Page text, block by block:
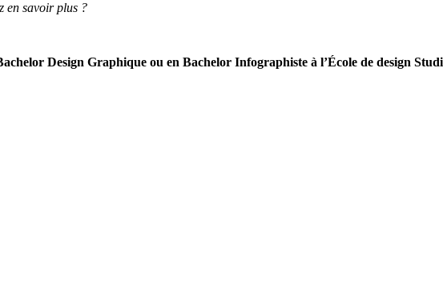
en savoir plus ?
Design Graphique ou en Bachelor Infographiste à l’École de design